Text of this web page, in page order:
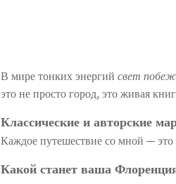
В мире тонких энергий свет
это не просто город, это живая
Классические и авторские
Каждое путешествие со мной —
Какой станет ваша